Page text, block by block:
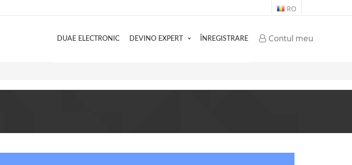
RO
Contul meu
DUAE ELECTRONIC DEVINO EXPERT ÎNREGISTRARE